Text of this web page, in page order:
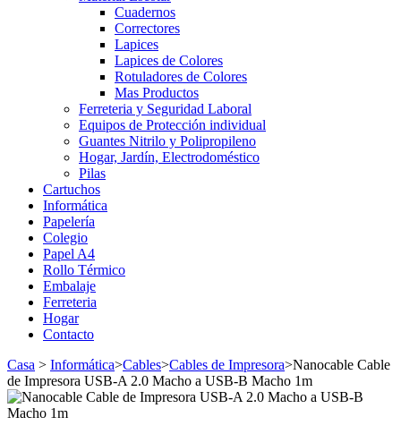
Cuadernos
Correctores
Lapices
Lapices de Colores
Rotuladores de Colores
Mas Productos
Ferreteria y Seguridad Laboral
Equipos de Protección individual
Guantes Nitrilo y Polipropileno
Hogar, Jardín, Electrodoméstico
Pilas
Cartuchos
Informática
Papelería
Colegio
Papel A4
Rollo Térmico
Embalaje
Ferreteria
Hogar
Contacto
Casa > Informática>Cables>Cables de Impresora>Nanocable Cable
de Impresora USB-A 2.0 Macho a USB-B Macho 1m